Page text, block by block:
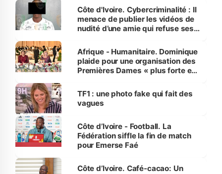
des Transports
Côte d'Ivoire. Cybercriminalité : Il
menace de publier les vidéos de
nudité d’une amie qui refuse ses
Afrique - Humanitaire. Dominique
plaide pour une organisation des
Premières Dames « plus forte et
sur la scène internationale »
TF1 : une photo fake qui fait des
vagues
Côte d’Ivoire - Football. La
Fédération siffle la fin de match
pour Emerse Faé
Côte d’Ivoire. Café-cacao: Un